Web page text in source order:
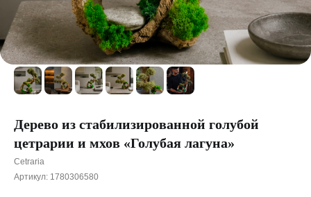
Дерево из стабилизированной голубой
цетрарии и мхов «Голубая лагуна»
Cetraria
Артикул: 1780306580